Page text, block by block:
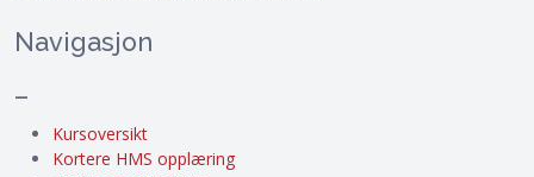
Navigasjon
–
Kursoversikt
Kortere HMS opplæring